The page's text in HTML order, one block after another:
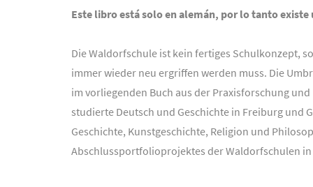
Este libro está solo en alemán, por lo tanto
Die Waldorfschule ist kein fertiges Schulkonzept,
immer wieder neu ergriffen werden muss. Die
im vorliegenden Buch aus der Praxisforschung
studierte Deutsch und Geschichte in Freiburg und
Geschichte, Kunstgeschichte, Religion und
Abschlussportfolioprojektes der Waldorfschulen in